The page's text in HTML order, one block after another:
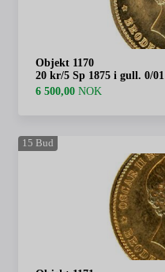
Objekt 1170
20 kr/5 Sp 1875 i gull. 0/01
6 500,00 NOK
15 Bud